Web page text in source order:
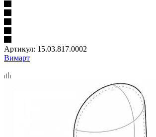
Артикул: 15.03.817.0002
Вимарт